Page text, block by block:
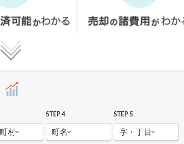
村
STEP 4
町名
STEP 5
字・丁目